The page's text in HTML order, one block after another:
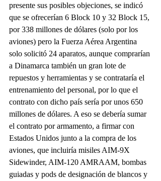
presente sus posibles objeciones, se indicó
que se ofrecerían 6 Block 10 y 32 Block 15,
por 338 millones de dólares (solo por los
aviones) pero la Fuerza Aérea Argentina
solo solicitó 24 aparatos, aunque comprarían
a Dinamarca también un gran lote de
repuestos y herramientas y se contrataría el
entrenamiento del personal, por lo que el
contrato con dicho país sería por unos 650
millones de dólares. A eso se debería sumar
el contrato por armamento, a firmar con
Estados Unidos junto a la compra de los
aviones, que incluiría misiles AIM-9X
Sidewinder, AIM-120 AMRAAM, bombas
guiadas y pods de designación de blancos y